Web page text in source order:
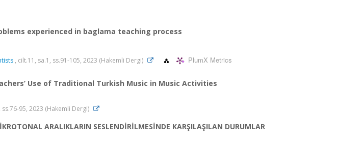
experienced in baglama teaching process
, cilt.11, sa.1, ss.91-105, 2023 (Hakemli Dergi) PlumX Metrics
Use of Traditional Turkish Music in Music Activities
ss.76-95, 2023 (Hakemli Dergi)
ARALIKLARIN SESLENDİRİLMESİNDE KARŞILAŞILAN DURUMLAR